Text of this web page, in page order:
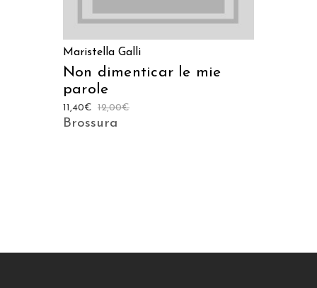
Maristella Galli
Non dimenticar le mie
parole
12,00€
11,40€
Brossura